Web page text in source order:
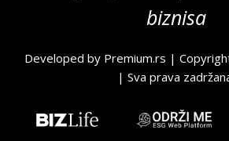
biznisa
Developed by Premium.rs |
| Sva prava